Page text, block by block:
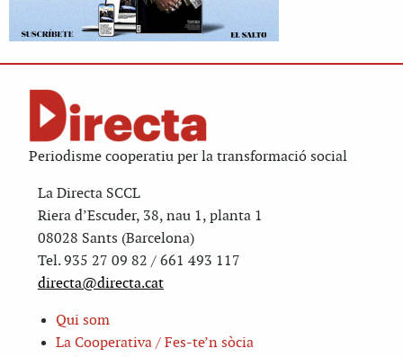
Periodisme cooperatiu per la transformació social
La Directa SCCL
Riera d’Escuder, 38, nau 1, planta 1
08028 Sants (Barcelona)
Tel. 935 27 09 82 / 661 493 117
directa@directa.cat
Qui som
La Cooperativa / Fes-te’n sòcia